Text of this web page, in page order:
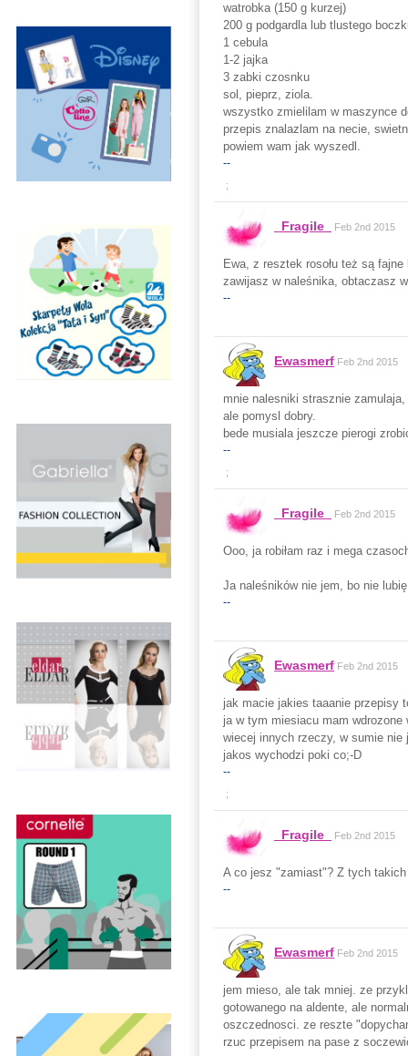
watrobka (150 g kurzej)
200 g podgardla lub tlustego
1 cebula
1-2 jajka
3 zabki czosnku
sol, pieprz, ziola.
wszystko zmielilam w maszynce
przepis znalazlam na necie,
powiem wam jak wyszedl.
--
;
_Fragile_ Feb 2nd 2015
Ewa, z resztek rosołu też są
zawijasz w naleśnika, obtaczasz
--
Ewasmerf Feb 2nd 2015
mnie nalesniki strasznie
ale pomysl dobry.
bede musiala jeszcze pierogi
--
;
_Fragile_ Feb 2nd 2015
Ooo, ja robiłam raz i mega
Ja naleśników nie jem, bo nie
--
Ewasmerf Feb 2nd 2015
jak macie jakies taaanie przepisy
ja w tym miesiacu mam
wiecej innych rzeczy, w sumie
jakos wychodzi poki co;-D
--
;
_Fragile_ Feb 2nd 2015
A co jesz "zamiast"? Z tych
--
Ewasmerf Feb 2nd 2015
jem mieso, ale tak mniej. ze
gotowanego na aldente, ale
oszczednosci. ze reszte
rzuc przepisem na pase z